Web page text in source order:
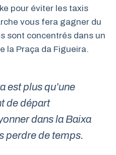
pour éviter les taxis
vous fera gagner du
sont concentrés dans un
la Praça da Figueira.
est plus qu’une
de départ
dans la Baixa
perdre de temps.